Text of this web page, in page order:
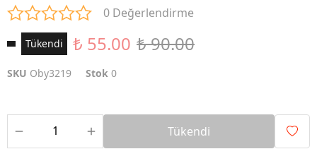
0 Değerlendirme
Tükendi ₺ 55.00 ₺ 90.00
SKU Oby3219 Stok 0
Tükendi